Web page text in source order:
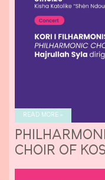
READ MORE »
CHOIR OF